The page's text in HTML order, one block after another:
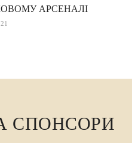
АРСЕНАЛІ
СПОНСОРИ